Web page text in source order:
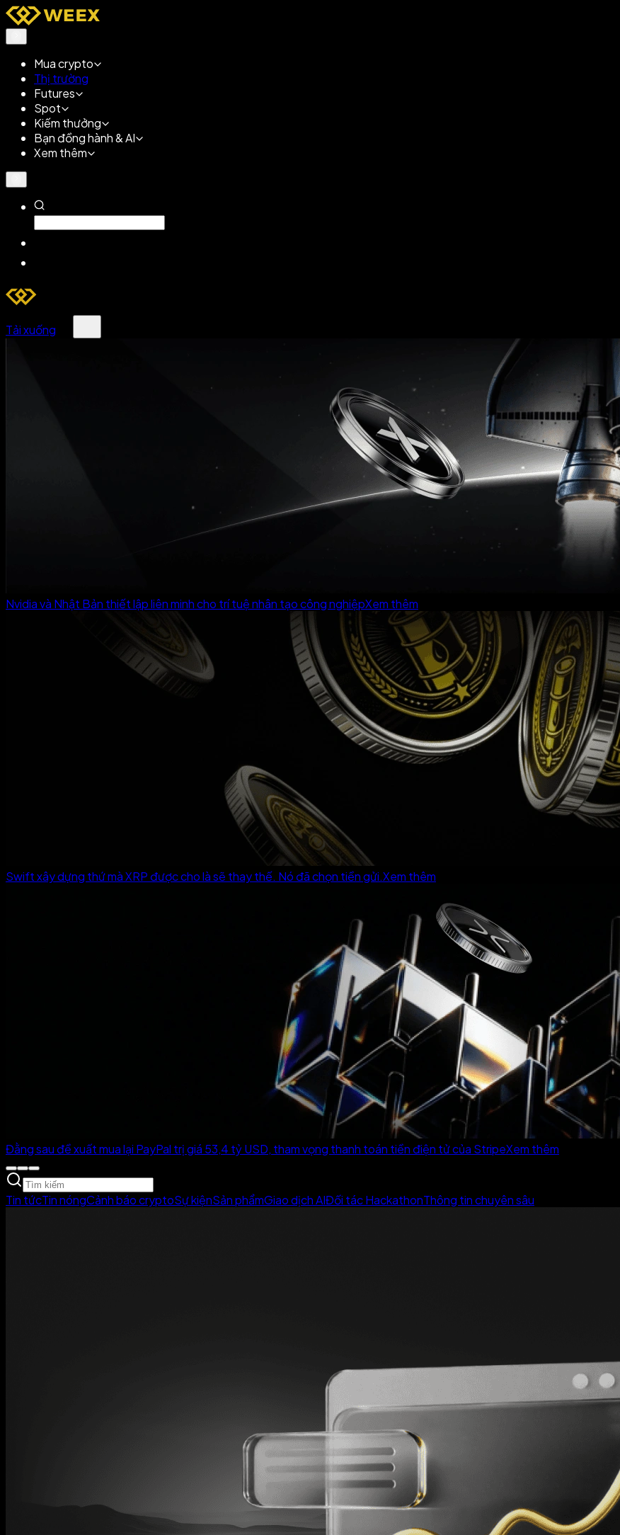
Mua crypto
Thị trường
Futures
Spot
Kiếm thưởng
Bạn đồng hành & AI
Xem thêm
Tải xuống
Nvidia và Nhật Bản thiết lập liên minh cho trí tuệ nhân tạo công nghiệpXem thêm
Swift xây dựng thứ mà XRP được cho là sẽ thay thế. Nó đã chọn tiền gửi.Xem thêm
Đằng sau đề xuất mua lại PayPal trị giá 53,4 tỷ USD, tham vọng thanh toán tiền điện tử của StripeXem thêm
Tin tứcTin nóngCảnh báo cryptoSự kiệnSản phẩmGiao dịch AIĐối tác HackathonThông tin chuyên sâu